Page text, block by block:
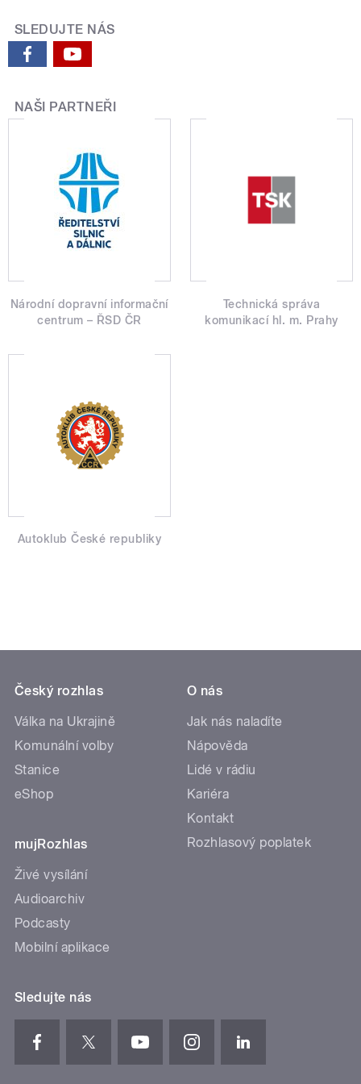
SLEDUJTE NÁS
NAŠI PARTNEŘI
Národní dopravní informační
centrum – ŘSD ČR
Technická správa
komunikací hl. m. Prahy
Autoklub České republiky
Český rozhlas
Válka na Ukrajině
Komunální volby
Stanice
eShop
mujRozhlas
Živé vysílání
Audioarchiv
Podcasty
Mobilní aplikace
O nás
Jak nás naladíte
Nápověda
Lidé v rádiu
Kariéra
Kontakt
Rozhlasový poplatek
Sledujte nás